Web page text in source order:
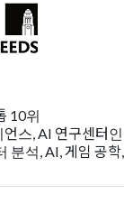
10위
스, AI 연구센터
분석, AI, 게임 공